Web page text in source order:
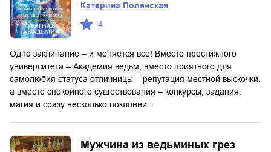
Катерина Полянская
4
Одно заклинание – и меняется все! Вместо престижного
университета – Академия ведьм, вместо приятного для
самолюбия статуса отличницы – репутация местной выскочки,
а вместо спокойного существования – конкурсы, задания,
магия и сразу несколько поклонни…
Мужчина из ведьминых грез